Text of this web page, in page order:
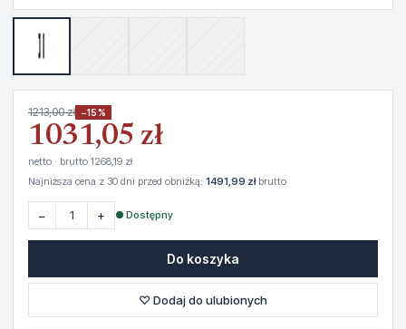
1213,00 zł −15%
1031,05 zł
netto · brutto 1268,19 zł
Najniższa cena z 30 dni przed obniżką: 1491,99 złbrutto
− + ● Dostępny
Do koszyka
♡ Dodaj do ulubionych